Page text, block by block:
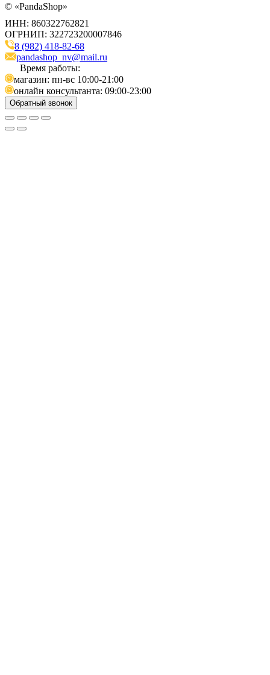
© «PandaShop»
ИНН: 860322762821
ОГРНИП: 322723200007846
8 (982) 418-82-68
pandashop_nv@mail.ru
Время работы:
магазин: пн-вс 10:00-21:00
онлайн консультанта: 09:00-23:00
Обратный звонок